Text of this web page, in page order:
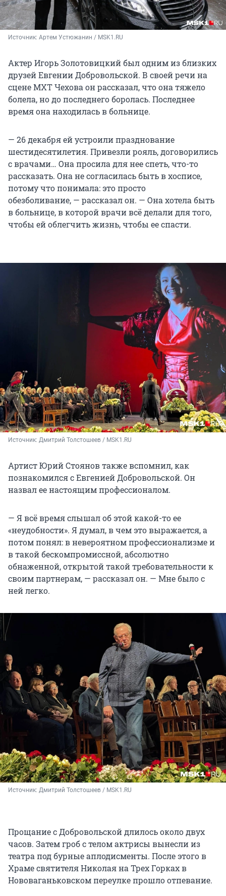
Источник: Артем Устюжанин / MSK1.RU
Актер Игорь Золотовицкий был одним из близких
друзей Евгении Добровольской. В своей речи на
сцене МХТ Чехова он рассказал, что она тяжело
болела, но до последнего боролась. Последнее
время она находилась в больнице.
— 26 декабря ей устроили празднование
шестидесятилетия. Привезли рояль, договорились
с врачами… Она просила для нее спеть, что-то
рассказать. Она не согласилась быть в хосписе,
потому что понимала: это просто
обезболивание, — рассказал он. — Она хотела быть
в больнице, в которой врачи всё делали для того,
чтобы ей облегчить жизнь, чтобы ее спасти.
Источник: Дмитрий Толстошеев / MSK1.RU
Артист Юрий Стоянов также вспомнил, как
познакомился с Евгенией Добровольской. Он
назвал ее настоящим профессионалом.
— Я всё время слышал об этой какой-то ее
«неудобности». Я думал, в чем это выражается, а
потом понял: в невероятном профессионализме и
в такой бескомпромиссной, абсолютно
обнаженной, открытой такой требовательности к
своим партнерам, — рассказал он. — Мне было с
ней легко.
Источник: Дмитрий Толстошеев / MSK1.RU
Прощание с Добровольской длилось около двух
часов. Затем гроб с телом актрисы вынесли из
театра под бурные аплодисменты. После этого в
Храме святителя Николая на Трех Горках в
Нововаганьковском переулке прошло отпевание.